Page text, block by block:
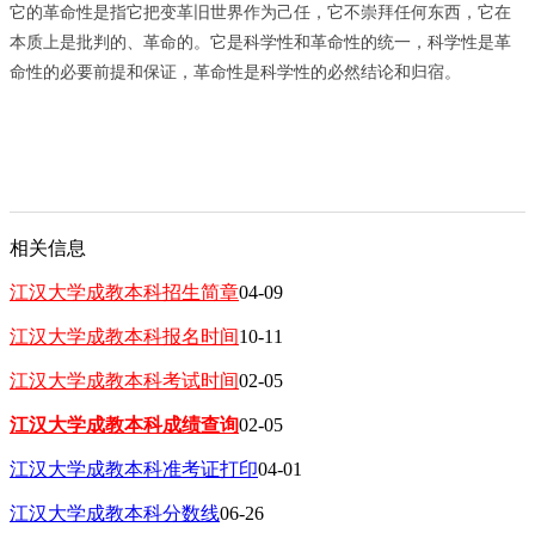
它的革命性是指它把变革旧世界作为己任，它不崇拜任何东西，它在
本质上是批判的、革命的。它是科学性和革命性的统一，科学性是革
命性的必要前提和保证，革命性是科学性的必然结论和归宿。
相关信息
江汉大学成教本科招生简章04-09
江汉大学成教本科报名时间10-11
江汉大学成教本科考试时间02-05
江汉大学成教本科成绩查询02-05
江汉大学成教本科准考证打印04-01
江汉大学成教本科分数线06-26